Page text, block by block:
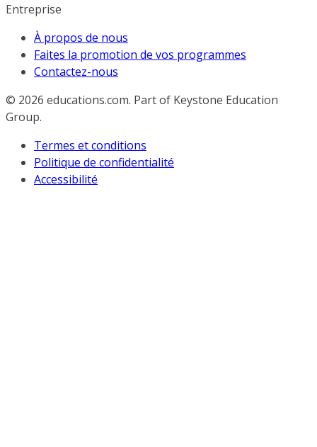
Entreprise
À propos de nous
Faites la promotion de vos programmes
Contactez-nous
© 2026 educations.com. Part of Keystone Education
Group.
Termes et conditions
Politique de confidentialité
Accessibilité